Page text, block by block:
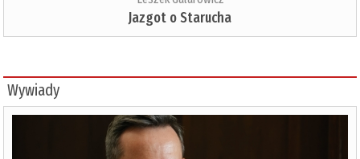
Jazgot o Starucha
Wywiady